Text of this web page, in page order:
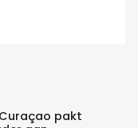
pakt